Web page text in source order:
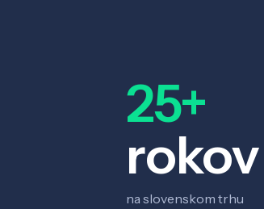
25+
rokov
na slovenskom trhu